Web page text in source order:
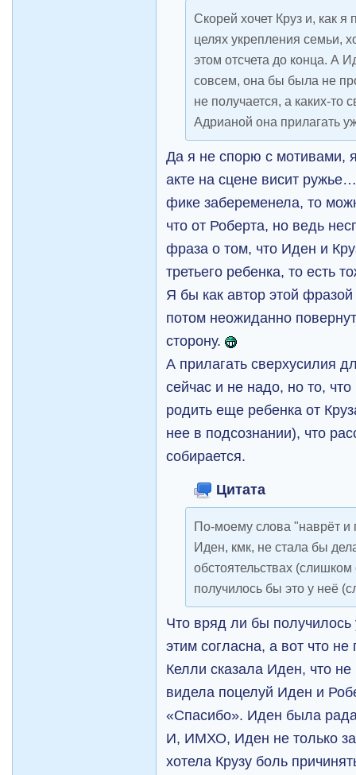
Скорей хочет Круз и, как
целях укрепления семьи,
этом отсчета до конца. А
совсем, она бы была не
не получается, а каких-то
Адрианой она прилагать
Да я не спорю с мотивами,
акте на сцене висит
фике забеременела, то
что от Роберта, но ведь
фраза о том, что Иден и
третьего ребенка, то есть
Я бы как автор этой
потом неожиданно
сторону.
А прилагать сверхусилия
сейчас и не надо, но то,
родить еще ребенка от
нее в подсознании), что
собирается.
Цитата
По-моему слова "наврёт и
Иден, кмк, не стала бы
обстоятельствах
получилось бы это у неё
Что вряд ли бы получилось
этим согласна, а вот что
Келли сказала Иден, что не
видела поцелуй Иден и
«Спасибо». Иден была
И, ИМХО, Иден не только за
хотела Крузу боль